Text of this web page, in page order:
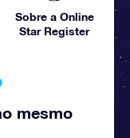
Sobre a Online
Star Register
mesmo